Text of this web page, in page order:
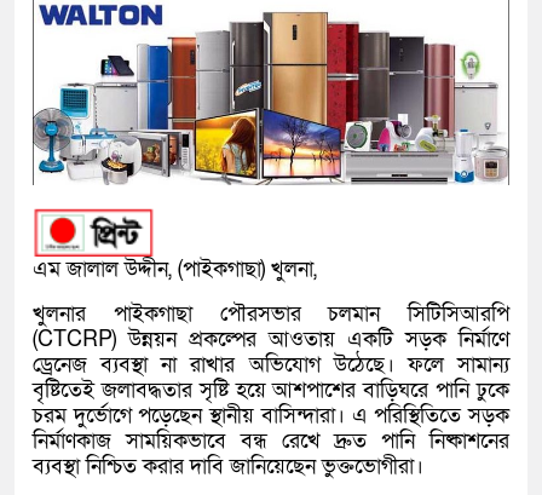
এম জালাল উদ্দীন, (পাইকগাছা) খুলনা,
খুলনার পাইকগাছা পৌরসভার চলমান সিটিসিআরপি
(CTCRP) উন্নয়ন প্রকল্পের আওতায় একটি সড়ক নির্মাণে
ড্রেনেজ ব্যবস্থা না রাখার অভিযোগ উঠেছে। ফলে সামান্য
বৃষ্টিতেই জলাবদ্ধতার সৃষ্টি হয়ে আশপাশের বাড়িঘরে পানি ঢুকে
চরম দুর্ভোগে পড়েছেন স্থানীয় বাসিন্দারা। এ পরিস্থিতিতে সড়ক
নির্মাণকাজ সাময়িকভাবে বন্ধ রেখে দ্রুত পানি নিষ্কাশনের
ব্যবস্থা নিশ্চিত করার দাবি জানিয়েছেন ভুক্তভোগীরা।